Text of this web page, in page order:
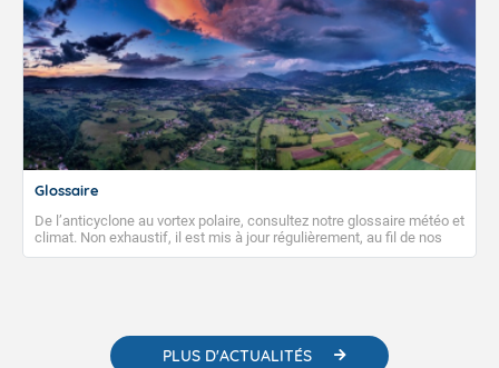
Glossaire
De l’anticyclone au vortex polaire, consultez notre glossaire météo et
climat. Non exhaustif, il est mis à jour régulièrement, au fil de nos
publications. Vous y trouverez également des liens utiles vers nos
PLUS D'ACTUALITÉS